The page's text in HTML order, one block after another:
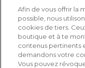
SERVICE
Livraison rapide et
Retours &
Paiement sécurisé
Afin de vous offrir la
possible, nous
cookies de tiers.
boutique et à te
contenus pertinents
demandons votre
Vous pouvez